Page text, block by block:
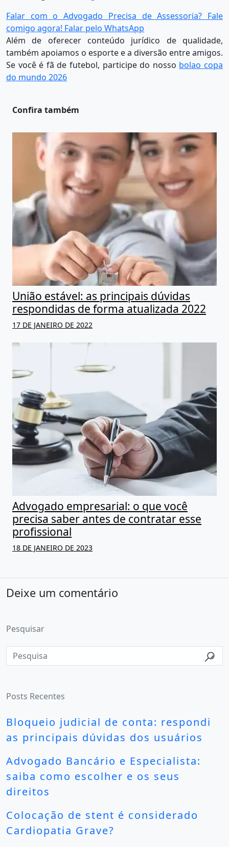
Falar com o Advogado Precisa de Assessoria? Fale
comigo agora! Falar pelo WhatsApp
Além de oferecer conteúdo jurídico de qualidade,
também apoiamos o esporte e a diversão entre amigos.
Se você é fã de futebol, participe do nosso bolao copa
do mundo 2026
Confira também
União estável: as principais dúvidas
respondidas de forma atualizada 2022
17 DE JANEIRO DE 2022
Advogado empresarial: o que você
precisa saber antes de contratar esse
profissional
18 DE JANEIRO DE 2023
Deixe um comentário
Pesquisar
Posts Recentes
Bloqueio judicial de conta: respondi
as principais dúvidas dos usuários
Advogado Bancário e Especialista:
saiba como escolher e os seus
direitos
Colocação de stent é considerado
Cardiopatia Grave?